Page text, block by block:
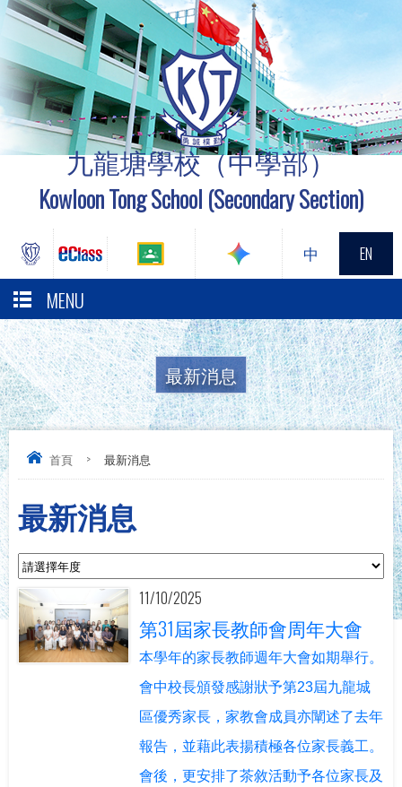
九龍塘學校（中學部）
Kowloon Tong School (Secondary Section)
中 EN
MENU
最新消息
首頁 > 最新消息
最新消息
11/10/2025
第31屆家長教師會周年大會
本學年的家長教師週年大會如期舉行。
會中校長頒發感謝狀予第23屆九龍城
區優秀家長，家教會成員亦闡述了去年
報告，並藉此表揚積極各位家長義工。
會後，更安排了茶敘活動予各位家長及